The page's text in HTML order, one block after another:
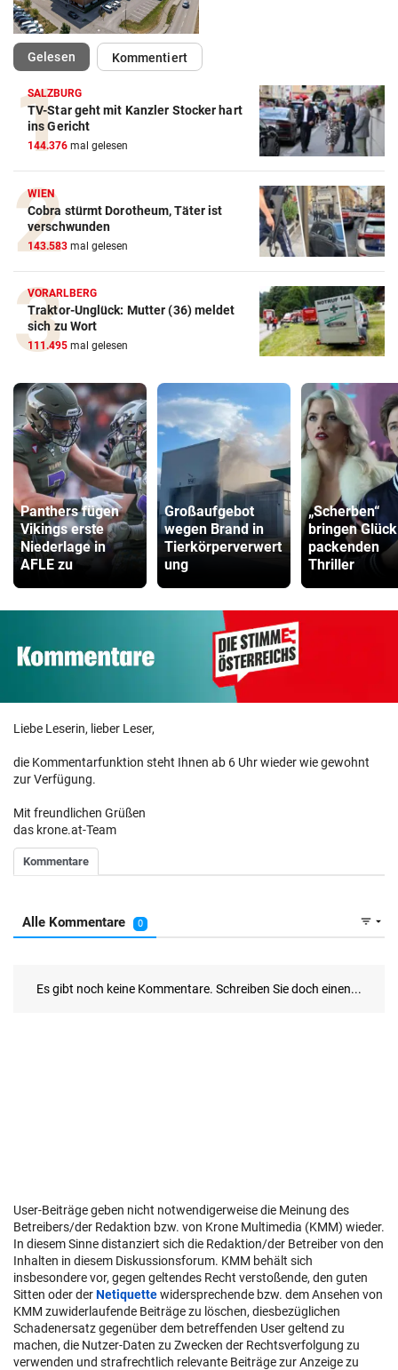
Gelesen(ausgewählt)Kommentiert
SALZBURG
TV-Star geht mit Kanzler Stocker hart
ins Gericht
144.376 mal gelesen
WIEN
Cobra stürmt Dorotheum, Täter ist
verschwunden
143.583 mal gelesen
VORARLBERG
Traktor-Unglück: Mutter (36) meldet
sich zu Wort
111.495 mal gelesen
Panthers fügen
Vikings erste
Niederlage in
AFLE zu
Großaufgebot
wegen Brand in
Tierkörperverwert
ung
„Scherben“
bringen
packenden
Thriller
Liebe Leserin, lieber Leser,
die Kommentarfunktion steht Ihnen ab 6 Uhr wieder wie gewohnt
zur Verfügung.
Mit freundlichen Grüßen
das krone.at-Team
User-Beiträge geben nicht notwendigerweise die Meinung des
Betreibers/der Redaktion bzw. von Krone Multimedia (KMM) wieder.
In diesem Sinne distanziert sich die Redaktion/der Betreiber von den
Inhalten in diesem Diskussionsforum. KMM behält sich
insbesondere vor, gegen geltendes Recht verstoßende, den guten
Sitten oder derNetiquettewidersprechende bzw. dem Ansehen von
KMM zuwiderlaufende Beiträge zu löschen, diesbezüglichen
Schadenersatz gegenüber dem betreffenden User geltend zu
machen, die Nutzer-Daten zu Zwecken der Rechtsverfolgung zu
verwenden und strafrechtlich relevante Beiträge zur Anzeige zu